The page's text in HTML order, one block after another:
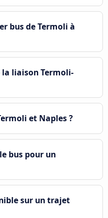
bus de Termoli à
liaison Termoli-
et Naples ?
bus pour un
sur un trajet